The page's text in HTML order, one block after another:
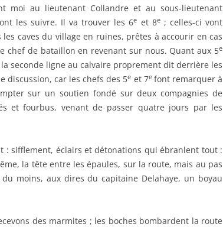
moi au lieutenant Collandre et au sous-lieutenant
les suivre. Il va trouver les 6e et 8e; celles-ci vont
caves du village en ruines, prêtes à accourir en cas
chef de bataillon en revenant sur nous. Quant aux 5e
seconde ligne au calvaire proprement dit derrière les
discussion, car les chefs des 5e et 7e font remarquer à
sur un soutien fondé sur deux compagnies de
et fourbus, venant de passer quatre jours par les
: sifflement, éclairs et détonations qui ébranlent tout :
la tête entre les épaules, sur la route, mais au pas
moins, aux dires du capitaine Delahaye, un boyau
des marmites ; les boches bombardent la route